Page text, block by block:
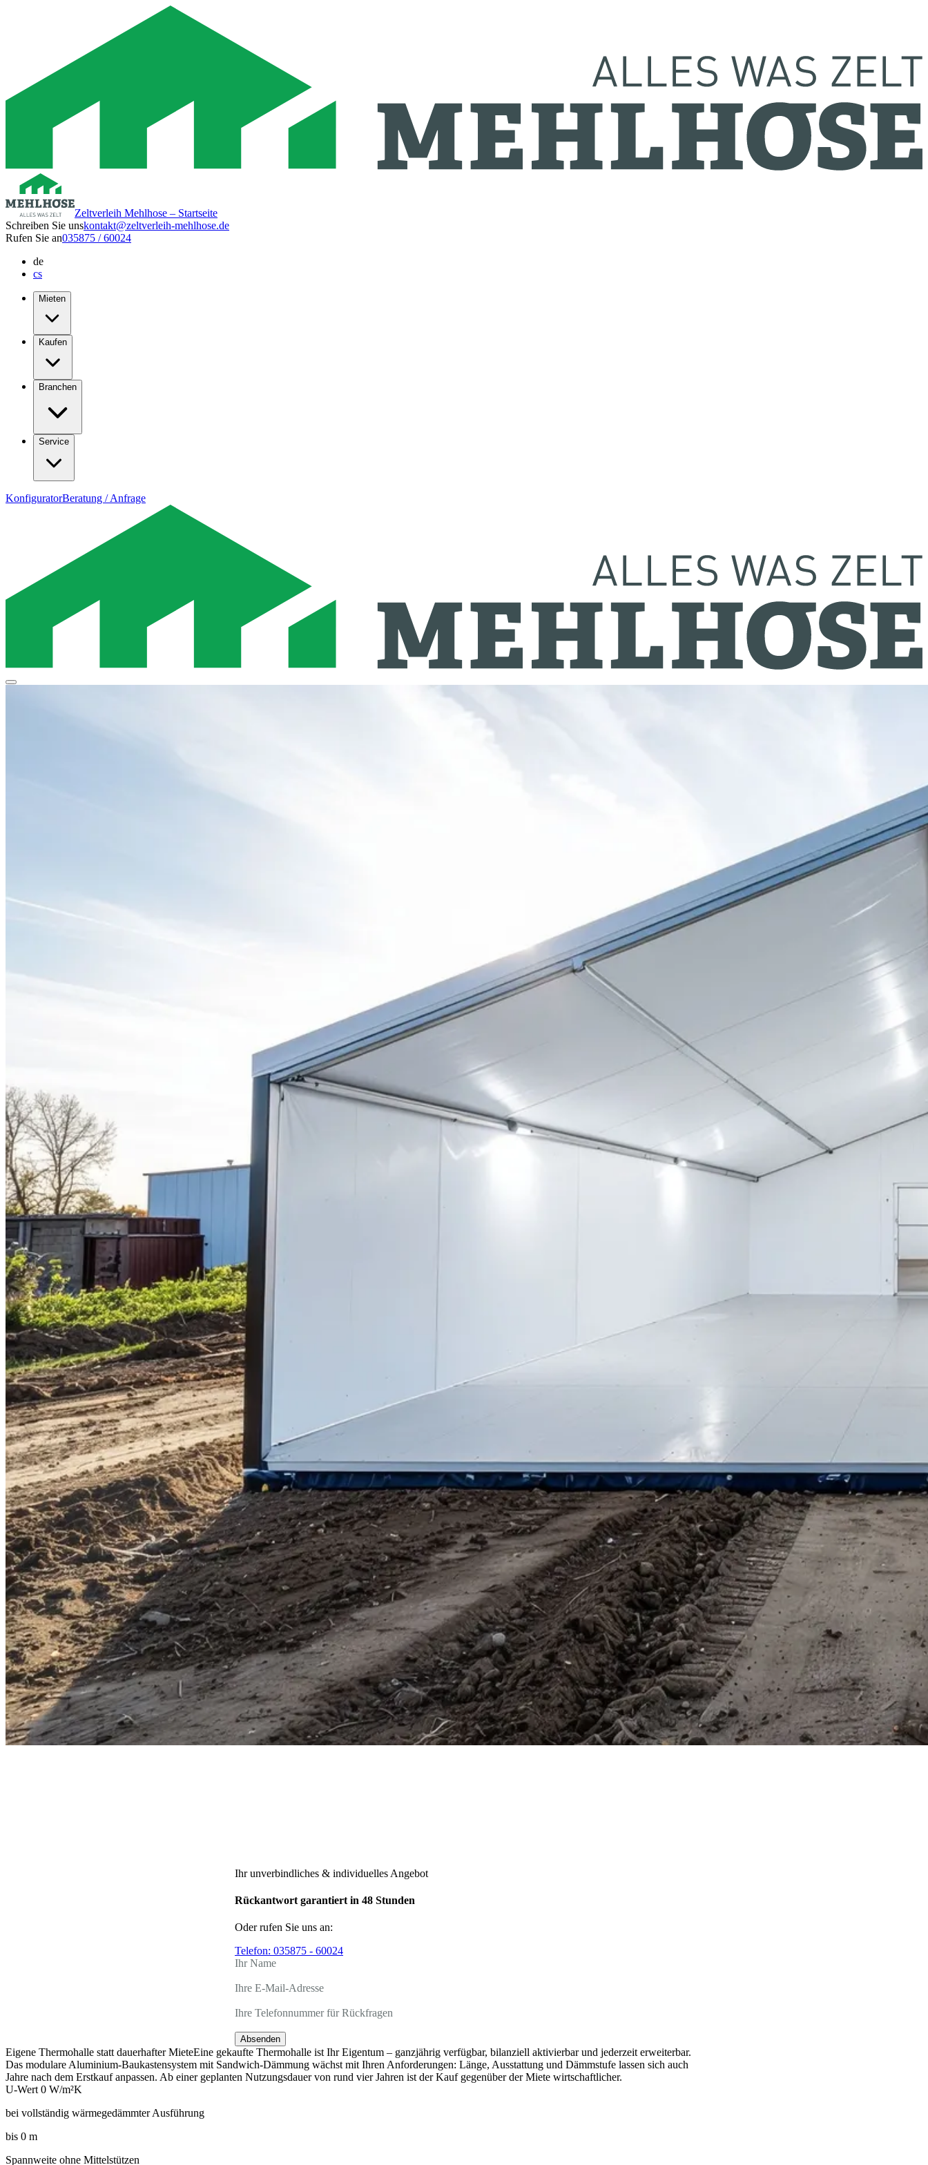
Zeltverleih Mehlhose – Startseite
Schreiben Sie unskontakt@zeltverleih-mehlhose.de
Rufen Sie an035875 / 60024
de
cs
Mieten
Kaufen
Branchen
Service
KonfiguratorBeratung / Anfrage
Ihr unverbindliches & individuelles Angebot
Rückantwort garantiert in 48 Stunden
Oder rufen Sie uns an:
Telefon: 035875 - 60024
Ihr Name
Ihre E-Mail-Adresse
Ihre Telefonnummer für Rückfragen
Absenden
Eigene Thermohalle statt dauerhafter MieteEine gekaufte Thermohalle ist Ihr Eigentum – ganzjährig verfügbar, bilanziell aktivierbar und jederzeit erweiterbar.
Das modulare Aluminium-Baukastensystem mit Sandwich-Dämmung wächst mit Ihren Anforderungen: Länge, Ausstattung und Dämmstufe lassen sich auch
Jahre nach dem Erstkauf anpassen. Ab einer geplanten Nutzungsdauer von rund vier Jahren ist der Kauf gegenüber der Miete wirtschaftlicher.
U-Wert 0 W/m²K
bei vollständig wärmegedämmter Ausführung
bis 0 m
Spannweite ohne Mittelstützen